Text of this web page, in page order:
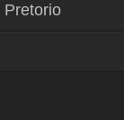
Pretorio